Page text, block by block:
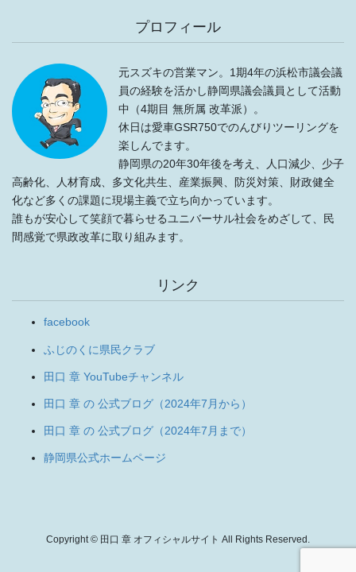
プロフィール
元スズキの営業マン。1期4年の浜松市議会議
員の経験を活かし静岡県議会議員として活動
中（4期目 無所属 改革派）。
休日は愛車GSR750でのんびりツーリングを
楽しんでます。
静岡県の20年30年後を考え、人口減少、少子
高齢化、人材育成、多文化共生、産業振興、防災対策、財政健全
化など多くの課題に現場主義で立ち向かっています。
誰もが安心して笑顔で暮らせるユニバーサル社会をめざして、民
間感覚で県政改革に取り組みます。
リンク
facebook
ふじのくに県民クラブ
田口 章 YouTubeチャンネル
田口 章 の 公式ブログ（2024年7月から）
田口 章 の 公式ブログ（2024年7月まで）
静岡県公式ホームページ
Copyright © 田口 章 オフィシャルサイト All Rights Reserved.